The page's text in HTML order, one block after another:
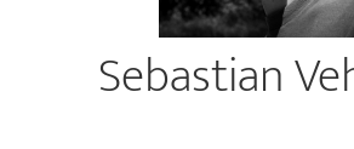
Sebastian